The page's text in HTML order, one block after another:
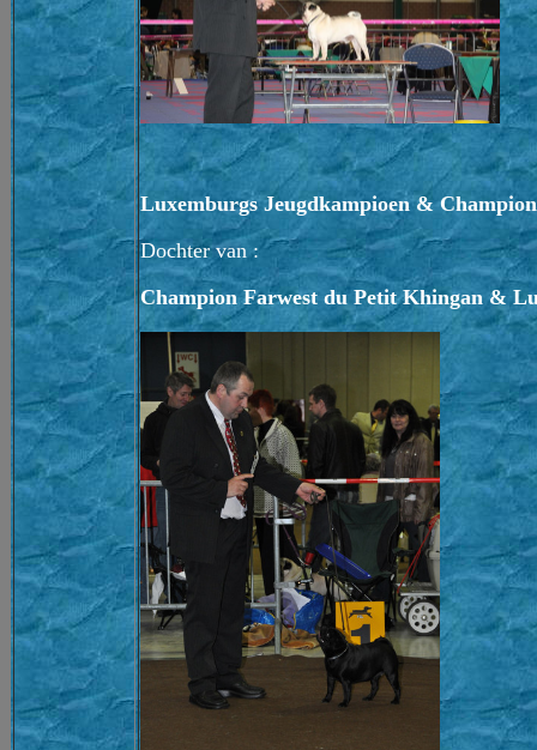
Luxemburgs Jeugdkampioen &
Dochter van :
Champion Farwest du Petit Khingan &